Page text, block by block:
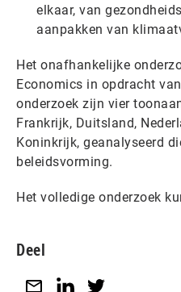
elkaar, van
aanpakken van
Het onafhankelijke
Economics in opdracht
onderzoek zijn vier
Frankrijk, Duitsland,
Koninkrijk, geanalyseerd
beleidsvorming.
Het volledige onderzoek
Deel